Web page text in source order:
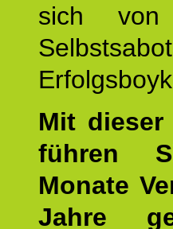
sich von
Mit dieser
führen
Monate
Jahre